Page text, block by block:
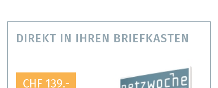
DIREKT IN IHREN BRIEFKASTEN
CHF 139.-